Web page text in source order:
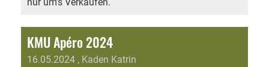
KMU Apéro 2024
16.05.2024 , Kaden Katrin